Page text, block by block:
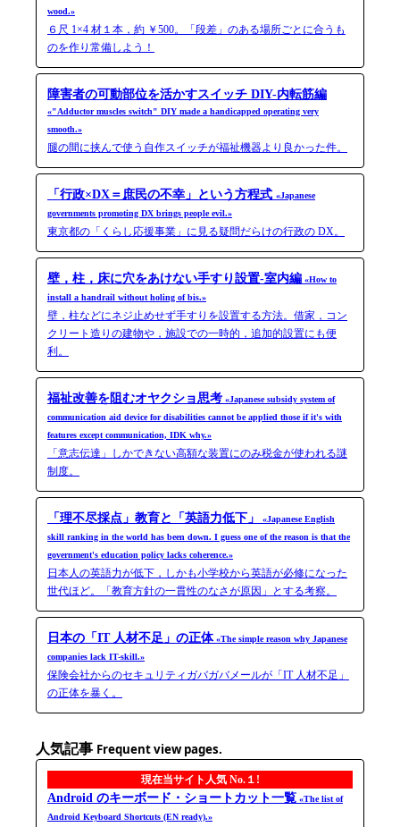
wood.»
６尺 1×4 材１本，約 ￥500。「段差」のある場所ごとに合うも
のを作り常備しよう！
障害者の可動部位を活かすスイッチ DIY-内転筋編
«"Adductor muscles switch" DIY made a handicapped operating very
smooth.»
腿の間に挟んで使う自作スイッチが福祉機器より良かった件。
「行政×DX＝庶民の不幸」という方程式 «Japanese
governments promoting DX brings people evil.»
東京都の「くらし応援事業」に見る疑問だらけの行政の DX。
壁，柱，床に穴をあけない手すり設置-室内編 «How to
install a handrail without holing of bis.»
壁，柱などにネジ止めせず手すりを設置する方法。借家，コン
クリート造りの建物や，施設での一時的，追加的設置にも便
利。
福祉改善を阻むオヤクショ思考 «Japanese subsidy system of
communication aid device for disabilities cannot be applied those if it's with
features except communication, IDK why.»
「意志伝達」しかできない高額な装置にのみ税金が使われる謎
制度。
「理不尽採点」教育と「英語力低下」
«Japanese English
skill ranking in the world has been down. I guess one of the reason is that the
government's education policy lacks coherence.»
日本人の英語力が低下，しかも小学校から英語が必修になった
世代ほど。「教育方針の一貫性のなさが原因」とする考察。
日本の「IT 人材不足」の正体«The simple reason why Japanese
companies lack IT-skill.»
保険会社からのセキュリティガバガバメールが「IT 人材不足」
の正体を暴く。
人気記事 Frequent view pages.
現在当サイト人気 No.１!
Android のキーボード・ショートカット一覧 «The list of
Android Keyboard Shortcuts (EN ready).»